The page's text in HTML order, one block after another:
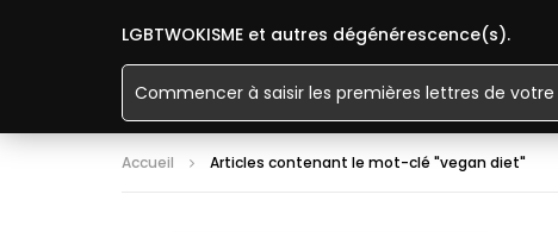
LGBTWOKISME et autres dégénérescence(s).
Accueil Articles contenant le mot-clé "vegan diet"